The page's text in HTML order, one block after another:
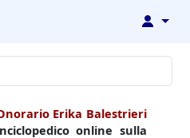
↓
Erika Balestrieri
online sulla